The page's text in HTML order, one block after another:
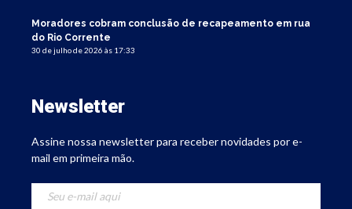
Moradores cobram conclusão de recapeamento em rua
do Rio Corrente
30 de julho de 2026 às 17:33
Newsletter
Assine nossa newsletter para receber novidades por e-
mail em primeira mão.